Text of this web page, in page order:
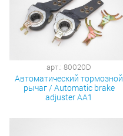
арт.: 80020D
Автоматический тормозной
рычаг / Automatic brake
adjuster AA1